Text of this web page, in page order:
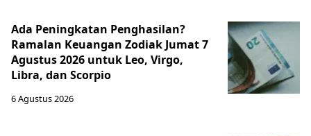
Ada Peningkatan Penghasilan?
Ramalan Keuangan Zodiak Jumat 7
Agustus 2026 untuk Leo, Virgo,
Libra, dan Scorpio
6 Agustus 2026